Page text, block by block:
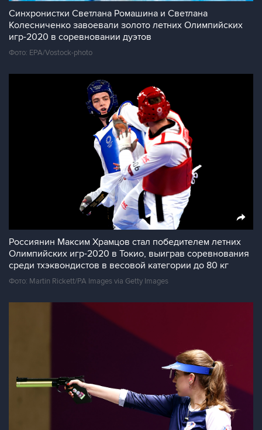
Синхронистки Светлана Ромашина и Светлана
Колесниченко завоевали золото летних Олимпийских
игр-2020 в соревновании дуэтов
Фото: EPA/Vostock-photo
Россиянин Максим Храмцов стал победителем летних
Олимпийских игр-2020 в Токио, выиграв соревнования
среди тхэквондистов в весовой категории до 80 кг
Фото: Martin Rickett/PA Images via Getty Images